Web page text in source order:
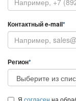
Контактный e-mail*
Регион*
Я согласен на